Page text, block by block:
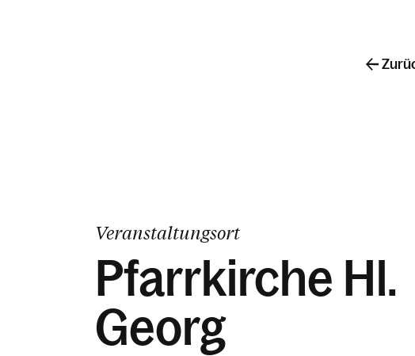
Veranstaltungsort
Pfarrkirche Hl.
Georg